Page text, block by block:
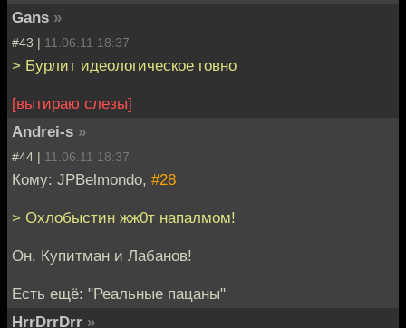
Gans »
#43 | 11.06.11 18:37
> Бурлит идеологическое говно
[вытираю слезы]
Andrei-s »
#44 | 11.06.11 18:37
Кому: JPBelmondo, #28
> Охлобыстин жж0т напалмом!
Он, Купитман и Лабанов!
Есть ещё: "Реальные пацаны"
HrrDrrDrr »